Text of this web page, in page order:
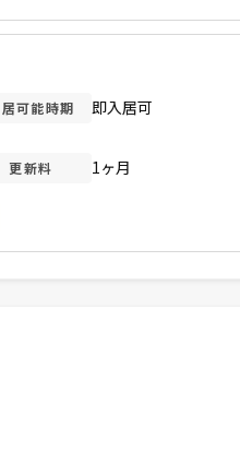
居可能時期 即入居可
更新料 1ヶ月